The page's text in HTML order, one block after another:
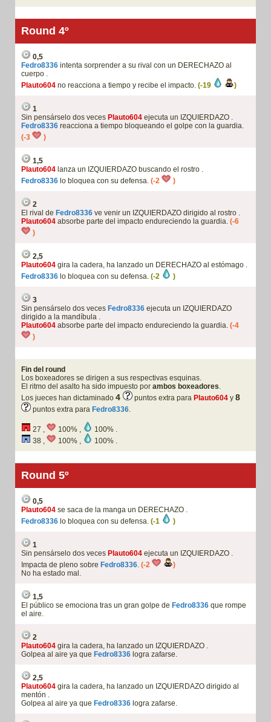
Round 4º
0,5
Fedro8336 intenta sorprender a su rival con un DERECHAZO al
cuerpo .
Plauto604 no reacciona a tiempo y recibe el impacto. (-19 )
1
Sin pensárselo dos veces Plauto604 ejecuta un IZQUIERDAZO .
Fedro8336 reacciona a tiempo bloqueando el golpe con la guardia.
(-3
)
1,5
Plauto604 lanza un IZQUIERDAZO buscando el rostro .
Fedro8336 lo bloquea con su defensa. (-2 )
2
El rival de Fedro8336 ve venir un IZQUIERDAZO dirigido al rostro .
Plauto604 absorbe parte del impacto endureciendo la guardia. (-6
)
2,5
Plauto604 gira la cadera, ha lanzado un DERECHAZO al estómago .
Fedro8336 lo bloquea con su defensa. (-2 )
3
Sin pensárselo dos veces Fedro8336 ejecuta un IZQUIERDAZO
dirigido a la mandíbula .
Plauto604 absorbe parte del impacto endureciendo la guardia. (-4
)
Fin del round
Los boxeadores se dirigen a sus respectivas esquinas.
El ritmo del asalto ha sido impuesto por ambos boxeadores.
Los jueces han dictaminado 4 puntos extra para Plauto604 y 8
puntos extra para Fedro8336.
27 , 100% ,
100% .
38 ,
100% , 100% .
Round 5º
0,5
Plauto604 se saca de la manga un DERECHAZO .
Fedro8336 lo bloquea con su defensa. (-1 )
1
Sin pensárselo dos veces Plauto604 ejecuta un IZQUIERDAZO .
Impacta de pleno sobre Fedro8336. (-2
)
No ha estado mal.
1,5
El público se emociona tras un gran golpe de Fedro8336 que rompe
el aire.
2
Plauto604 gira la cadera, ha lanzado un IZQUIERDAZO .
Golpea al aire ya que Fedro8336 logra zafarse.
2,5
Plauto604 gira la cadera, ha lanzado un IZQUIERDAZO dirigido al
mentón .
Golpea al aire ya que Fedro8336 logra zafarse.